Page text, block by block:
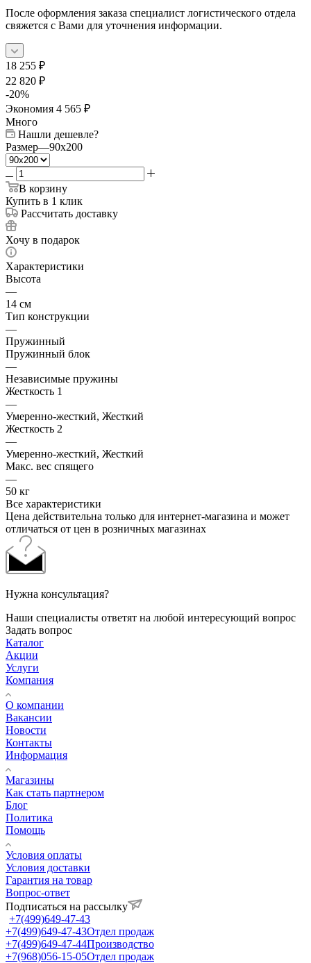
После оформления заказа специалист логистического отдела
свяжется с Вами для уточнения информации.
18 255 ₽
22 820 ₽
-20%
Экономия 4 565 ₽
Много
Нашли дешевле?
Размер—90x200
В корзину
Купить в 1 клик
Рассчитать доставку
Хочу в подарок
Характеристики
Высота
—
14 см
Тип конструкции
—
Пружинный
Пружинный блок
—
Независимые пружины
Жесткость 1
—
Умеренно-жесткий, Жесткий
Жесткость 2
—
Умеренно-жесткий, Жесткий
Макс. вес спящего
—
50 кг
Все характеристики
Цена действительна только для интернет-магазина и может
отличаться от цен в розничных магазинах
Нужна консультация?
Наши специалисты ответят на любой интересующий вопрос
Задать вопрос
Каталог
Акции
Услуги
Компания
О компании
Вакансии
Новости
Контакты
Информация
Магазины
Как стать партнером
Блог
Политика
Помощь
Условия оплаты
Условия доставки
Гарантия на товар
Вопрос-ответ
Подписаться на рассылку
+7(499)649-47-43
+7(499)649-47-43Отдел продаж
+7(499)649-47-44Производство
+7(968)056-15-05Отдел продаж